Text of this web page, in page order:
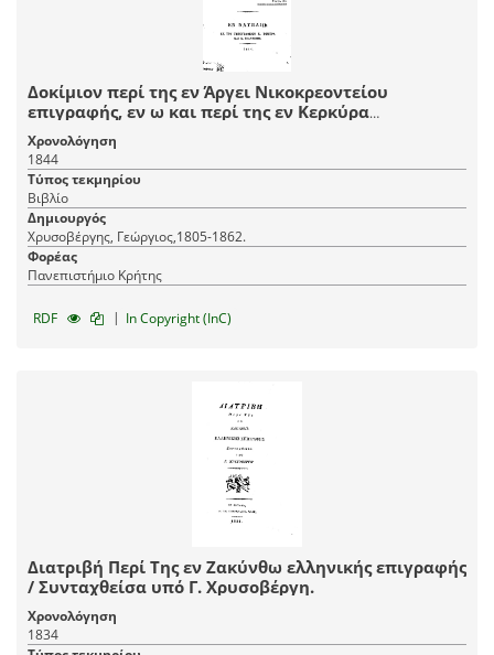
Δοκίμιον περί της εν Άργει Νικοκρεοντείου
επιγραφής, εν ω και περί της εν Κερκύρα
ανακαλυφθείσης Μενεκρατείου / Αυτοσχεδιασθέν
υπό Γ. Χ.
Χρονολόγηση
1844
Τύπος τεκμηρίου
Βιβλίο
Δημιουργός
Χρυσοβέργης, Γεώργιος,1805-1862.
Φορέας
Πανεπιστήμιο Κρήτης
RDF | In Copyright (InC)
Διατριβή Περί Της εν Ζακύνθω ελληνικής επιγραφής
/ Συνταχθείσα υπό Γ. Χρυσοβέργη.
Χρονολόγηση
1834